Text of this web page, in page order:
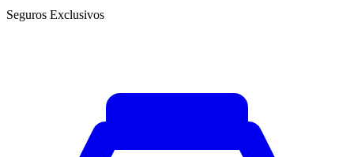
Seguros Exclusivos